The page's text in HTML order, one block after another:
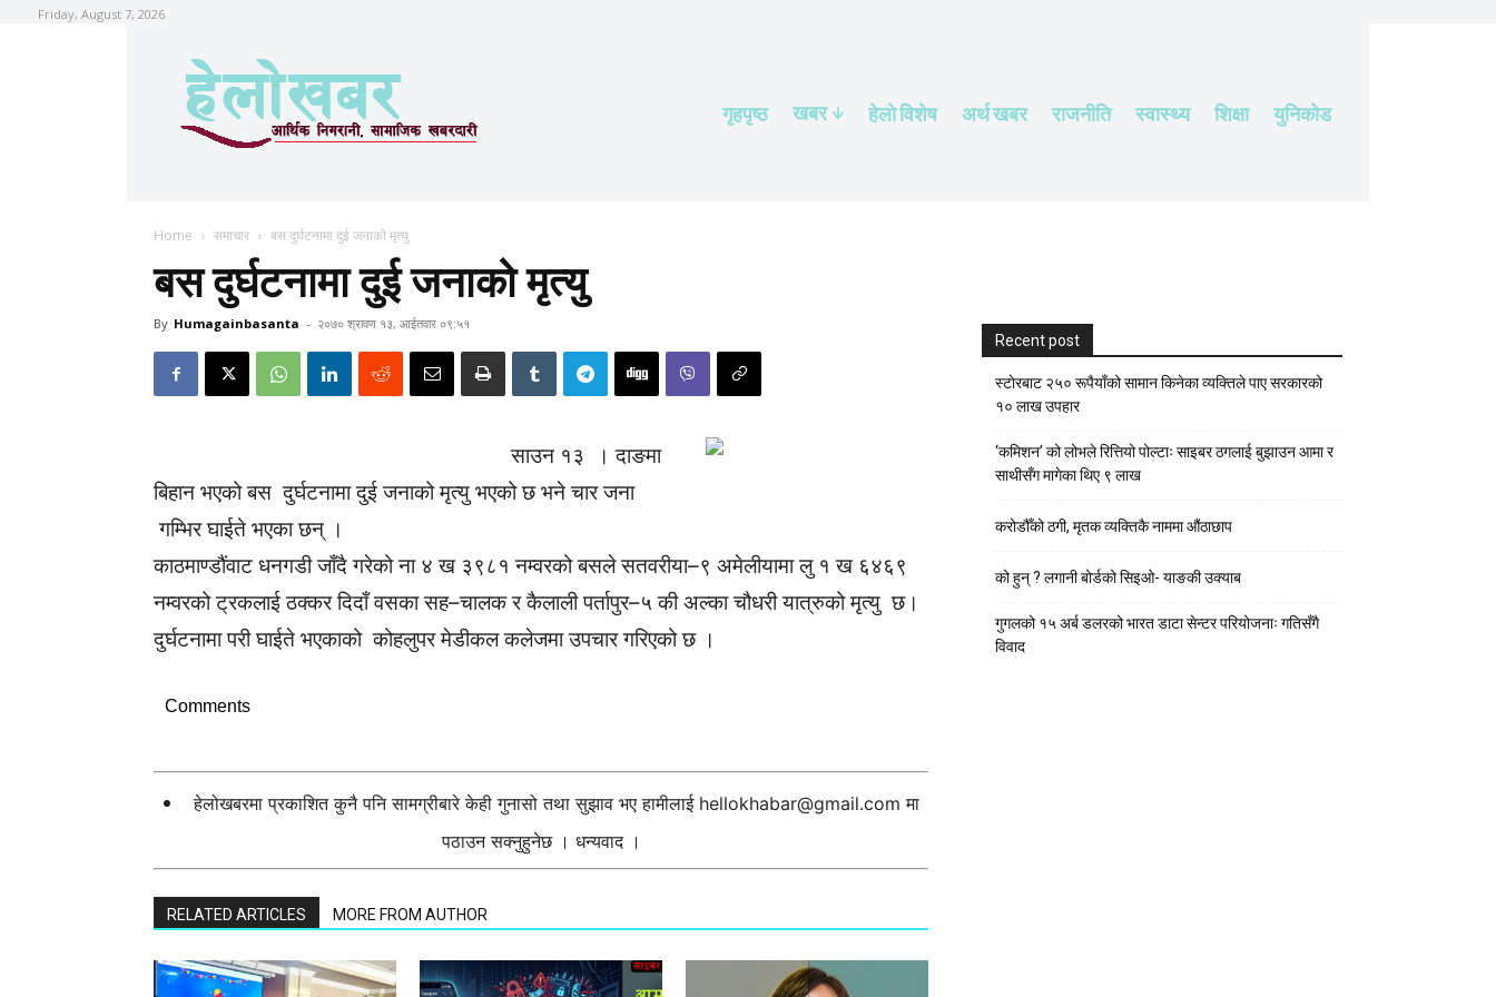
Friday, August 7, 2026
गृहपृष्ठ खबर हेलाे विशेष अर्थ खबर राजनीति स्वास्थ्य शिक्षा युनिकोड
Home समाचार बस दुर्घटनामा दुई जनाको मृत्यु
बस दुर्घटनामा दुई जनाको मृत्यु
By Humagainbasanta - २०७० श्रावण १३, आईतवार ०९:५१
साउन १३ । दाङमा
बिहान भएको बस दुर्घटनामा दुई जनाको मृत्यु भएको छ भने चार जना
गम्भिर घाईते भएका छन् ।
काठमाण्डौंवाट धनगडी जाँदै गरेको ना ४ ख ३९८१ नम्वरको बसले सतवरीया–९ अमेलीयामा लु १ ख ६४६९
नम्वरको ट्रकलाई ठक्कर दिदाँ वसका सह–चालक र कैलाली पर्तापुर–५ की अल्का चौधरी यात्रुको मृत्यु छ।
दुर्घटनामा परी घाईते भएकाको कोहलुपर मेडीकल कलेजमा उपचार गरिएको छ ।
Comments
हेलोखबरमा प्रकाशित कुनै पनि सामग्रीबारे केही गुनासो तथा सुझाव भए हामीलाई hellokhabar@gmail.com मा
पठाउन सक्नुहुनेछ । धन्यवाद ।
RELATED ARTICLES MORE FROM AUTHOR
Recent post
स्टाेरबाट २५० रूपैयाँको सामान किनेका व्यक्तिले पाए सरकारको
१० लाख उपहार
‘कमिशन’ को लोभले रित्तियो पोल्टाः साइबर ठगलाई बुझाउन आमा र
साथीसँग मागेका थिए ९ लाख
करोडौँको ठगी, मृतक व्यक्तिकै नाममा औंठाछाप
को हुन् ? लगानी बोर्डको सिइओ- याङकी उक्याब
गुगलको १५ अर्ब डलरको भारत डाटा सेन्टर परियोजनाः गतिसँगै
विवाद